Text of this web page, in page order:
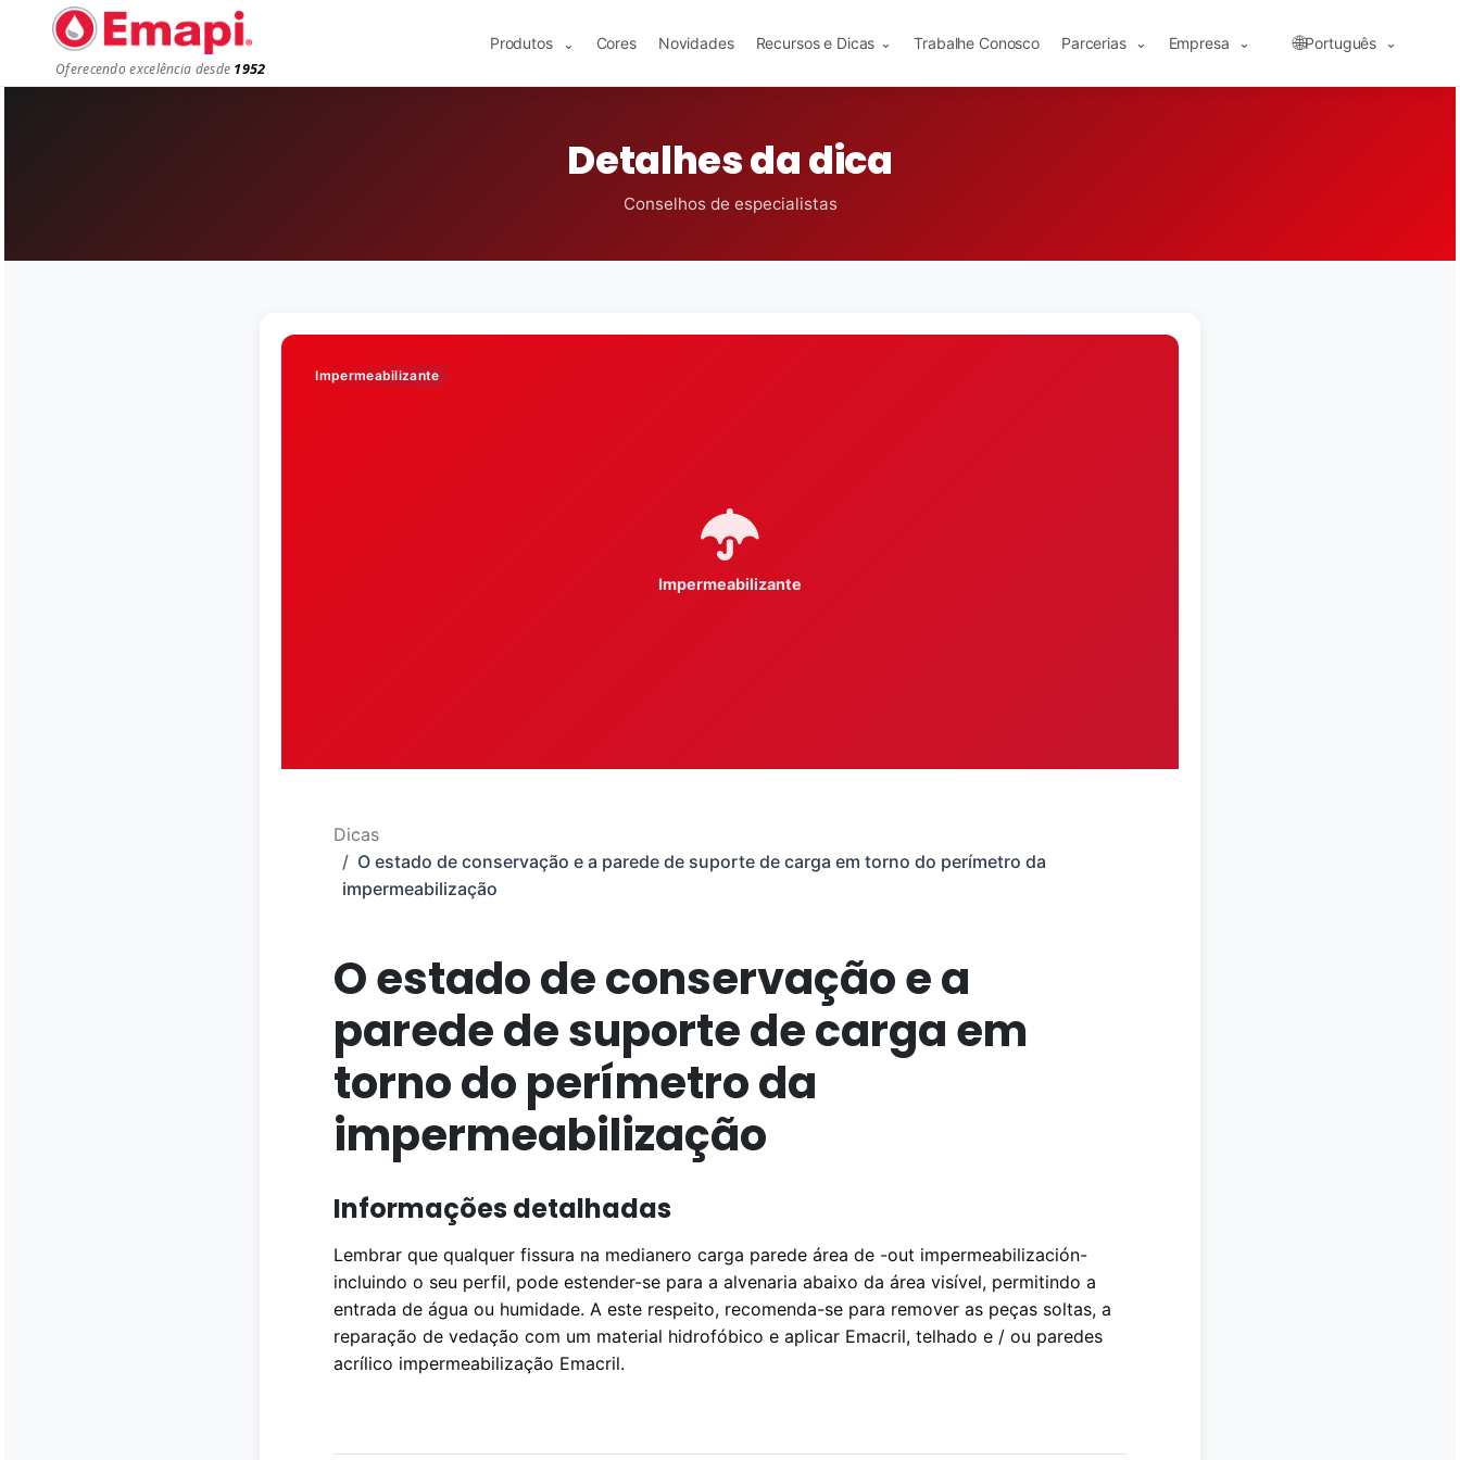
Oferecendo excelência desde 1952
Produtos ⌄ Cores Novidades Recursos e Dicas ⌄ Trabalhe Conosco Parcerias ⌄ Empresa ⌄ 🌐Português ⌄
Detalhes da dica
Conselhos de especialistas
Impermeabilizante
Impermeabilizante
Dicas
O estado de conservação e a parede de suporte de carga em torno do perímetro da
impermeabilização
O estado de conservação e a
parede de suporte de carga em
torno do perímetro da
impermeabilização
Informações detalhadas
Lembrar que qualquer fissura na medianero carga parede área de -out impermeabilización-
incluindo o seu perfil, pode estender-se para a alvenaria abaixo da área visível, permitindo a
entrada de água ou humidade. A este respeito, recomenda-se para remover as peças soltas, a
reparação de vedação com um material hidrofóbico e aplicar Emacril, telhado e / ou paredes
acrílico impermeabilização Emacril.